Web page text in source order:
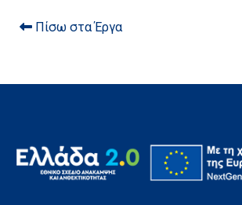
Πίσω στα Έργα